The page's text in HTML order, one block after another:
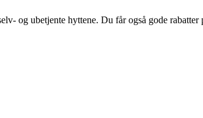
og ubetjente hyttene. Du får også gode rabatter